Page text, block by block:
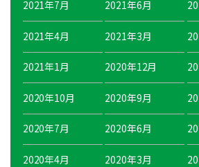
2021年7月 2021年6月
2021年4月 2021年3月
2021年1月 2020年12月
2020年10月 2020年9月
2020年7月 2020年6月
2020年4月 2020年3月